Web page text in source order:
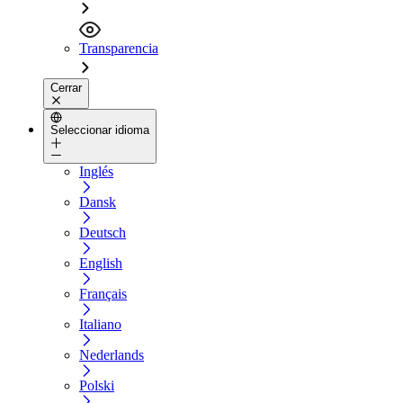
Transparencia
Cerrar
Seleccionar idioma
Inglés
Dansk
Deutsch
English
Français
Italiano
Nederlands
Polski